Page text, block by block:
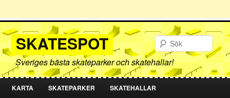
SKATESPOT
Sveriges bästa skateparker och skatehallar!
HOPPA
HOPPA
KARTA SKATEPARKER SKATEHALLAR